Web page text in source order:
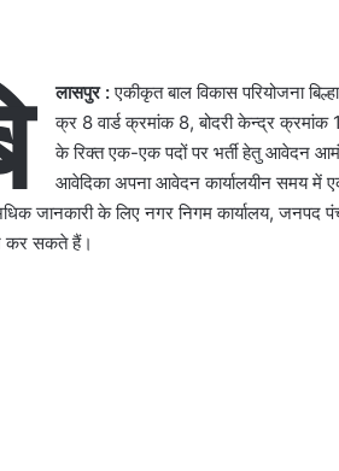
लासपुर :एकीकृत बाल विकास परियोजना
क्र 8 वार्ड क्रमांक 8, बोदरी केन्द्र क्रमांक
के रिक्त एक-एक पदों पर भर्ती हेतु आवेदन
आवेदिका अपना आवेदन कार्यालयीन समय में
जानकारी के लिए नगर निगम कार्यालय, जनपद
कर सकते हैं।